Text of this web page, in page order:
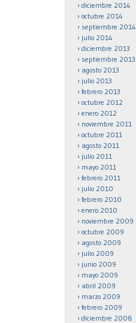
diciembre 2014
octubre 2014
septiembre 2014
julio 2014
diciembre 2013
septiembre 2013
agosto 2013
julio 2013
febrero 2013
octubre 2012
enero 2012
noviembre 2011
octubre 2011
agosto 2011
julio 2011
mayo 2011
febrero 2011
julio 2010
febrero 2010
enero 2010
noviembre 2009
octubre 2009
agosto 2009
julio 2009
junio 2009
mayo 2009
abril 2009
marzo 2009
febrero 2009
diciembre 2008